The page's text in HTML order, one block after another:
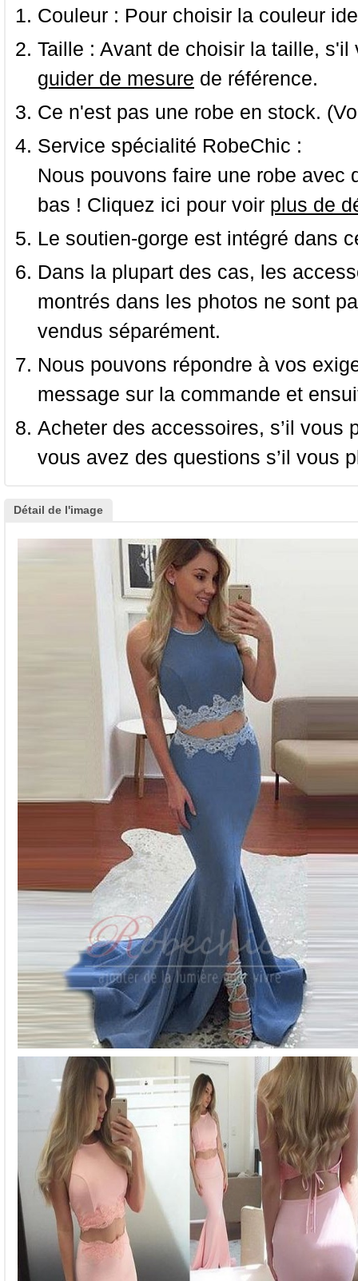
Couleur : Pour choisir la couleur
Taille : Avant de choisir la taille,
guider de mesure de référence.
Ce n'est pas une robe en stock.
Service spécialité RobeChic :
Nous pouvons faire une robe
bas ! Cliquez ici pour voir plus de
Le soutien-gorge est intégré dans
Dans la plupart des cas, les
montrés dans les photos ne sont
vendus séparément.
Nous pouvons répondre à vos
message sur la commande et
Acheter des accessoires, s’il
vous avez des questions s’il vous
Détail de l'image